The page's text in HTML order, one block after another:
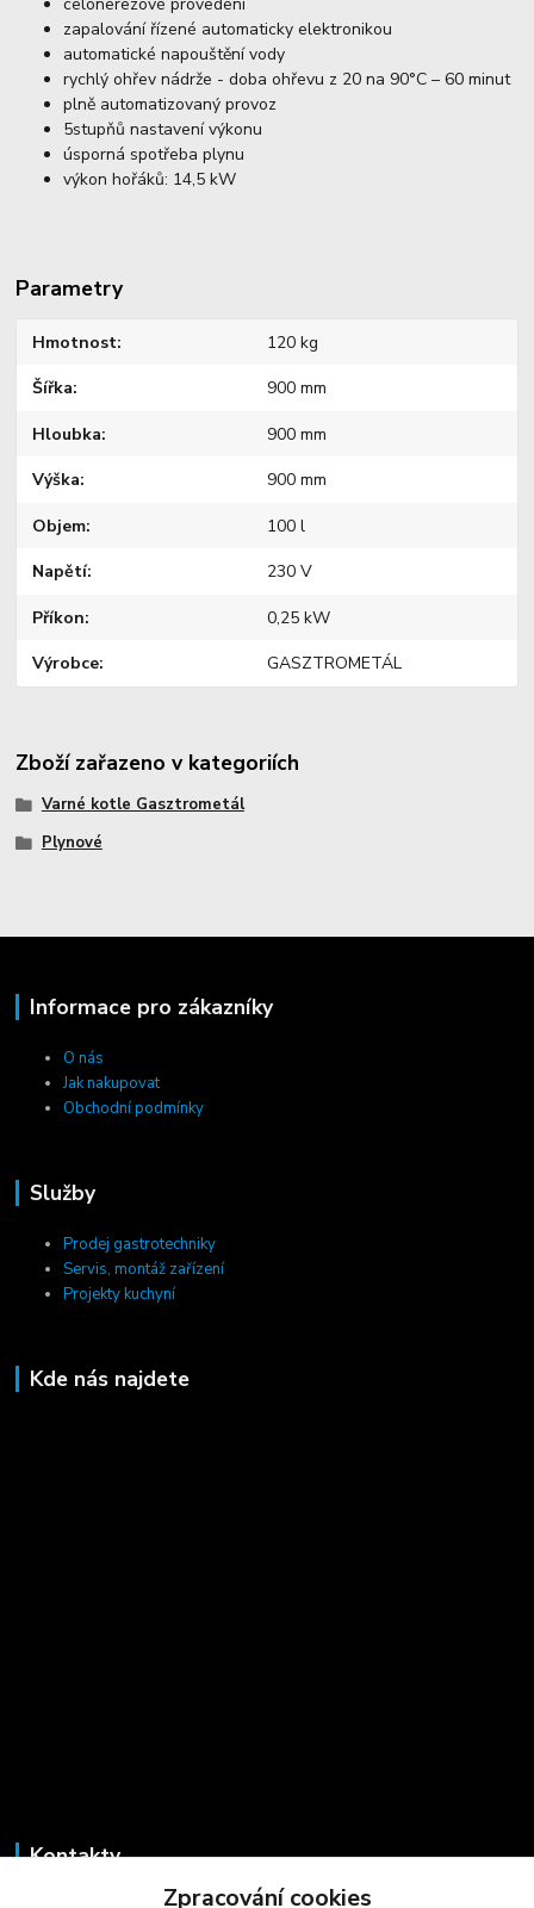
zapalování řízené automaticky elektronikou
automatické napouštění vody
rychlý ohřev nádrže - doba ohřevu z 20 na 90°C – 60 minut
plně automatizovaný provoz
5stupňů nastavení výkonu
úsporná spotřeba plynu
výkon hořáků: 14,5 kW
Parametry
Hmotnost 120 kg
Šířka 900 mm
Hloubka 900 mm
Výška 900 mm
Objem 100 l
Napětí 230 V
Příkon 0,25 kW
Výrobce GASZTROMETÁL
Zboží zařazeno v kategoriích
Varné kotle Gasztrometál
Plynové
Informace pro zákazníky
O nás
Jak nakupovat
Obchodní podmínky
Služby
Prodej gastrotechniky
Servis, montáž zařízení
Projekty kuchyní
Kde nás najdete
Kontakty
Zpracování cookies